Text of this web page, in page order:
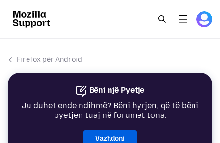
Firefox për Android
Bëni një Pyetje
Ju duhet ende ndihmë? Bëni hyrjen, që të bëni
pyetjen tuaj në forumet tona.
Vazhdoni